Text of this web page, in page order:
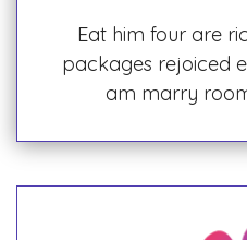
Eat him four are
packages rejoiced
am marry